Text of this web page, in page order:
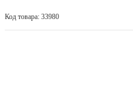
Код товара: 33980